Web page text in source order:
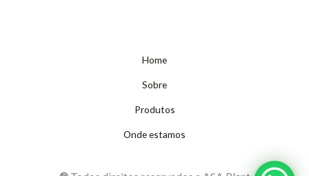
Home
Sobre
Produtos
Onde estamos